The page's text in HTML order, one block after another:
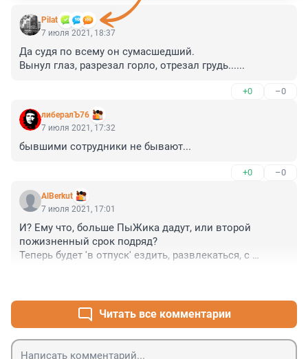
Pilat
7 июля 2021, 18:37
Да судя по всему он сумасшедший.
Вынул глаз, разрезал горло, отрезал грудь......
+0 –0
либералЪ76
7 июля 2021, 17:32
бывшими сотрудники не бывают...
+0 –0
AlBerkut
7 июля 2021, 17:01
И? Ему что, больше ПыЖика дадут, или второй
пожизненный срок подряд?
Теперь будет 'в отпуск' ездить, развлекаться, с
висяков, и урке развлекуха - поездки (в столыпине,
но всё же), прогулки на свежем воздухе
(следственные эксперименты, проверка показаний
на месте и т.п.), так что возможно не последняя
Читать все комментарии